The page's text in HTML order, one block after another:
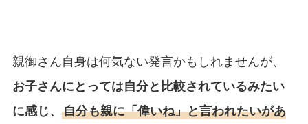
親御さん自身は何気ない発言かもしれませんが、
お子さんにとっては自分と比較されているみたい
に感じ、 自分も親に「偉いね」と言われたいがあ